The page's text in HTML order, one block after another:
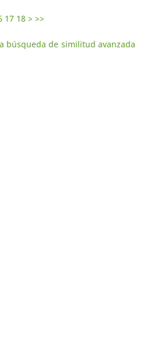
17 18 > >>
búsqueda de similitud avanzada